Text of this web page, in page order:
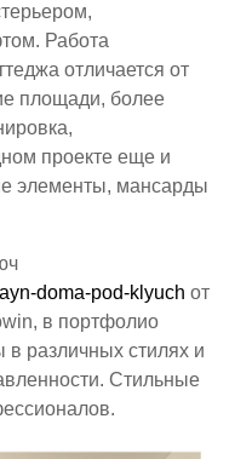
Работа
отличается от
площади, более
проекте еще и
элементы, мансарды
doma-pod-klyuch от
в портфолио
в различных стилях и
Стильные